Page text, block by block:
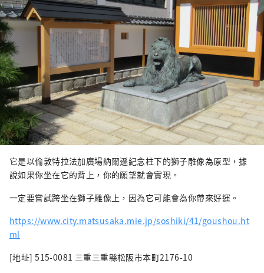
它是以倫敦特拉法加廣場納爾遜紀念柱下的獅子雕像為原型，據
說如果你坐在它的背上，你的願望就會實現。
一定要嘗試跨坐在獅子雕像上，因為它可能會為你帶來好運。
https://www.city.matsusaka.mie.jp/soshiki/41/goushou.ht
ml
[地址] 515-0081 三重三重縣松阪市本町2176-10